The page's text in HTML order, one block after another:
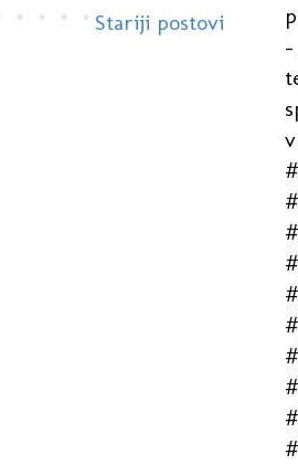
Stariji postovi
-